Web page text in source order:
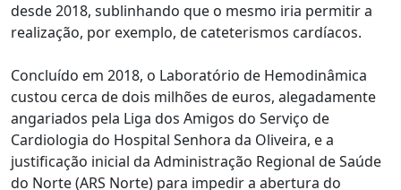
desde 2018, sublinhando que o mesmo iria permitir a
realização, por exemplo, de cateterismos cardíacos.
Concluído em 2018, o Laboratório de Hemodinâmica
custou cerca de dois milhões de euros, alegadamente
angariados pela Liga dos Amigos do Serviço de
Cardiologia do Hospital Senhora da Oliveira, e a
justificação inicial da Administração Regional de Saúde
do Norte (ARS Norte) para impedir a abertura do